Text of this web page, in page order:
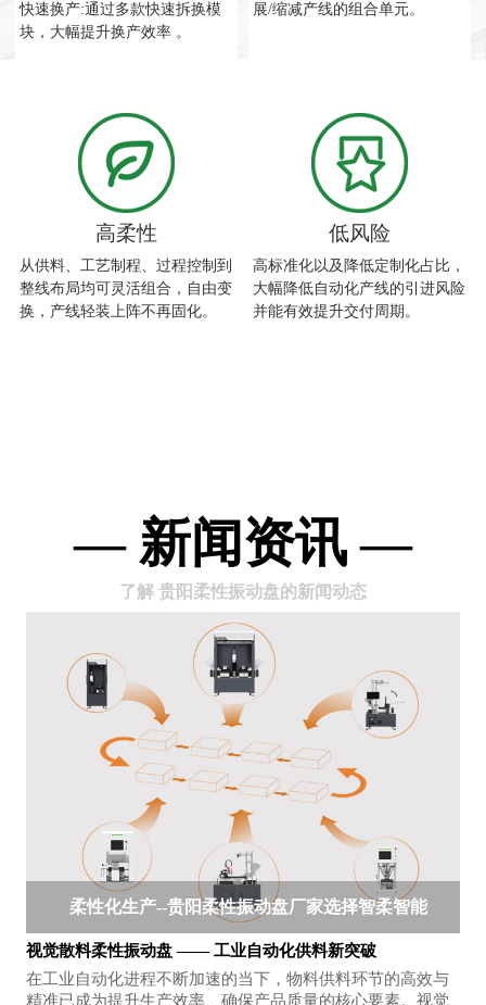
快速换产:通过多款快速拆换模
块，大幅提升换产效率 。
展/缩减产线的组合单元。
高柔性
从供料、工艺制程、过程控制到
整线布局均可灵活组合，自由变
换，产线轻装上阵不再固化。
低风险
高标准化以及降低定制化占比，
大幅降低自动化产线的引进风险
并能有效提升交付周期。
— 新闻资讯 —
了解 贵阳柔性振动盘的新闻动态
柔性化生产--贵阳柔性振动盘厂家选择智柔智能
视觉散料柔性振动盘 —— 工业自动化供料新突破
在工业自动化进程不断加速的当下，物料供料环节的高效与
精准已成为提升生产效率、确保产品质量的核心要素。视觉